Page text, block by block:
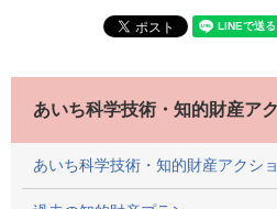
あいち科学技術・知的財産ア
あいち科学技術・知的財産アクシ